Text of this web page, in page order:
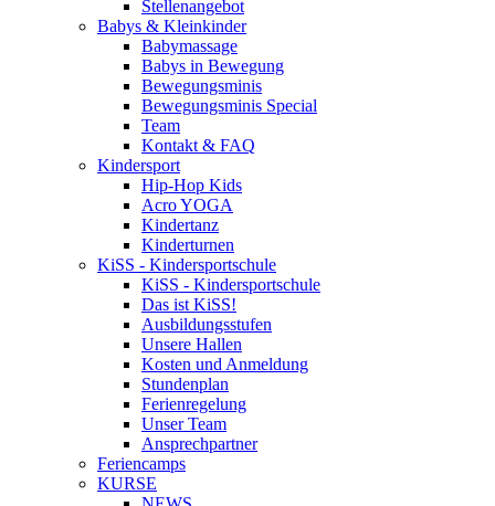
Stellenangebot
Babys & Kleinkinder
Babymassage
Babys in Bewegung
Bewegungsminis
Bewegungsminis Special
Team
Kontakt & FAQ
Kindersport
Hip-Hop Kids
Acro YOGA
Kindertanz
Kinderturnen
KiSS - Kindersportschule
KiSS - Kindersportschule
Das ist KiSS!
Ausbildungsstufen
Unsere Hallen
Kosten und Anmeldung
Stundenplan
Ferienregelung
Unser Team
Ansprechpartner
Feriencamps
KURSE